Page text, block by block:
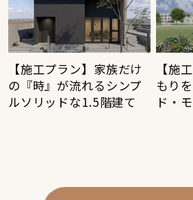
【施工プラン】家族だけ
の『時』が流れるシンプ
ルソリッドな1.5階建て
【施
もり
ド・